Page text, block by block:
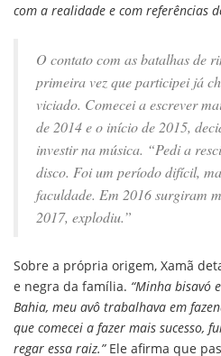
com a realidade e com referências
O contato com as batalhas de
primeira vez que participei já
viciado. Comecei a escrever
de 2014 e o início de 2015,
investir na música. “Pedi a
disco. Foi um período difícil,
faculdade. Em 2016 surgiram
2017, explodiu.”
Sobre a própria origem, Xamã
e negra da família. “Minha bisavó
Bahia, meu avô trabalhava em
que comecei a fazer mais sucesso,
regar essa raiz.”Ele afirma que